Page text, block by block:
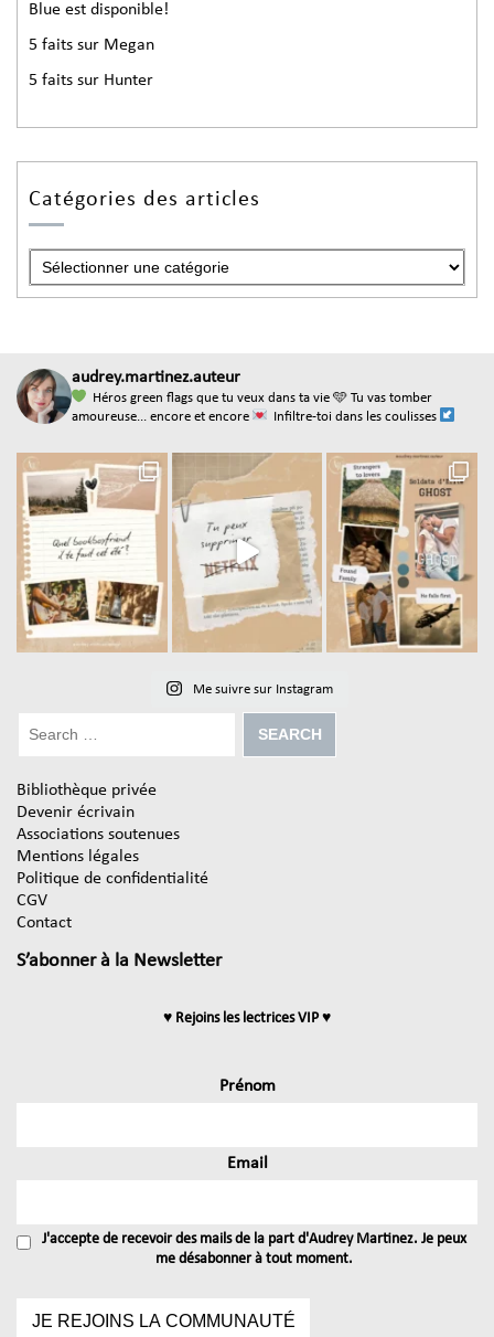
Blue est disponible!
5 faits sur Megan
5 faits sur Hunter
Catégories des articles
audrey.martinez.auteur
Héros green flags que tu veux dans ta vie 🩵 Tu vas tomber
amoureuse... encore et encore
Infiltre-toi dans les coulisses
Me suivre sur Instagram
Bibliothèque privée
Devenir écrivain
Associations soutenues
Mentions légales
Politique de confidentialité
CGV
Contact
S’abonner à la Newsletter
♥ Rejoins les lectrices VIP ♥
Prénom
Email
J'accepte de recevoir des mails de la part d'Audrey Martinez. Je peux
me désabonner à tout moment.